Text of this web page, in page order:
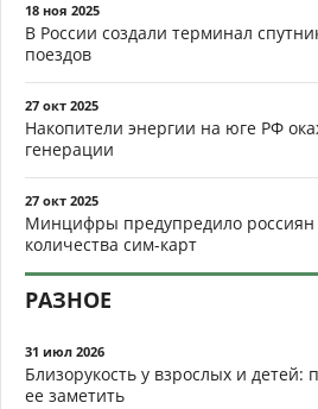
18 ноя 2025
В России создали терминал
поездов
27 окт 2025
Накопители энергии на юге РФ
генерации
27 окт 2025
Минцифры предупредило россиян
количества сим-карт
РАЗНОЕ
31 июл 2026
Близорукость у взрослых и
ее заметить